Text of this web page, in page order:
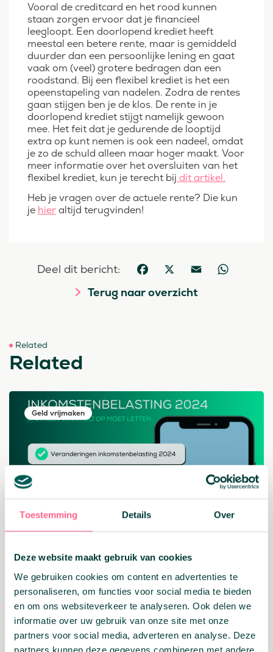
Toestemming Details Over
Deze website maakt gebruik van cookies
We gebruiken cookies om content en advertenties te
personaliseren, om functies voor social media te bieden
en om ons websiteverkeer te analyseren. Ook delen we
informatie over uw gebruik van onze site met onze
partners voor social media, adverteren en analyse. Deze
partners kunnen deze gegevens combineren met andere
Vooral de creditcard en het rood kunnen
staan zorgen ervoor dat je financieel
leegloopt. Een doorlopend krediet heeft
meestal een betere rente, maar is gemiddeld
duurder dan een persoonlijke lening en gaat
vaak om (veel) grotere bedragen dan een
roodstand. Bij een flexibel krediet is het een
opeenstapeling van nadelen. Zodra de rentes
gaan stijgen ben je de klos. De rente in je
doorlopend krediet stijgt namelijk gewoon
mee. Het feit dat je gedurende de looptijd
extra op kunt nemen is ook een nadeel, omdat
je zo de schuld alleen maar hoger maakt. Voor
meer informatie over het oversluiten van het
flexibel krediet, kun je terecht bij dit artikel.
Heb je vragen over de actuele rente? Die kun
je hieraltijd terugvinden!
Deel dit bericht: Facebook
X Email WhatsApp
Terug naar overzicht
Related
Related
Geld vrijmaken
04 maart 2025
Inkomstenbelasting 2024: de 6
belangrijkste punten op een rij
Lees verder